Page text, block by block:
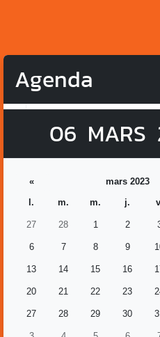
Agenda
06 MARS
« mars 2023
l.
m. m. j.
27 28 1 2
6 7 8 9
13 14 15 16
20 21 22 23
27 28 29 30